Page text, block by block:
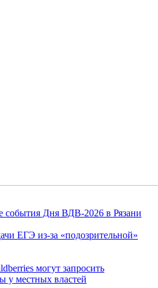
события Дня ВДВ-2026 в Рязани
ЕГЭ из-за «подозрительной»
могут запросить
у местных властей